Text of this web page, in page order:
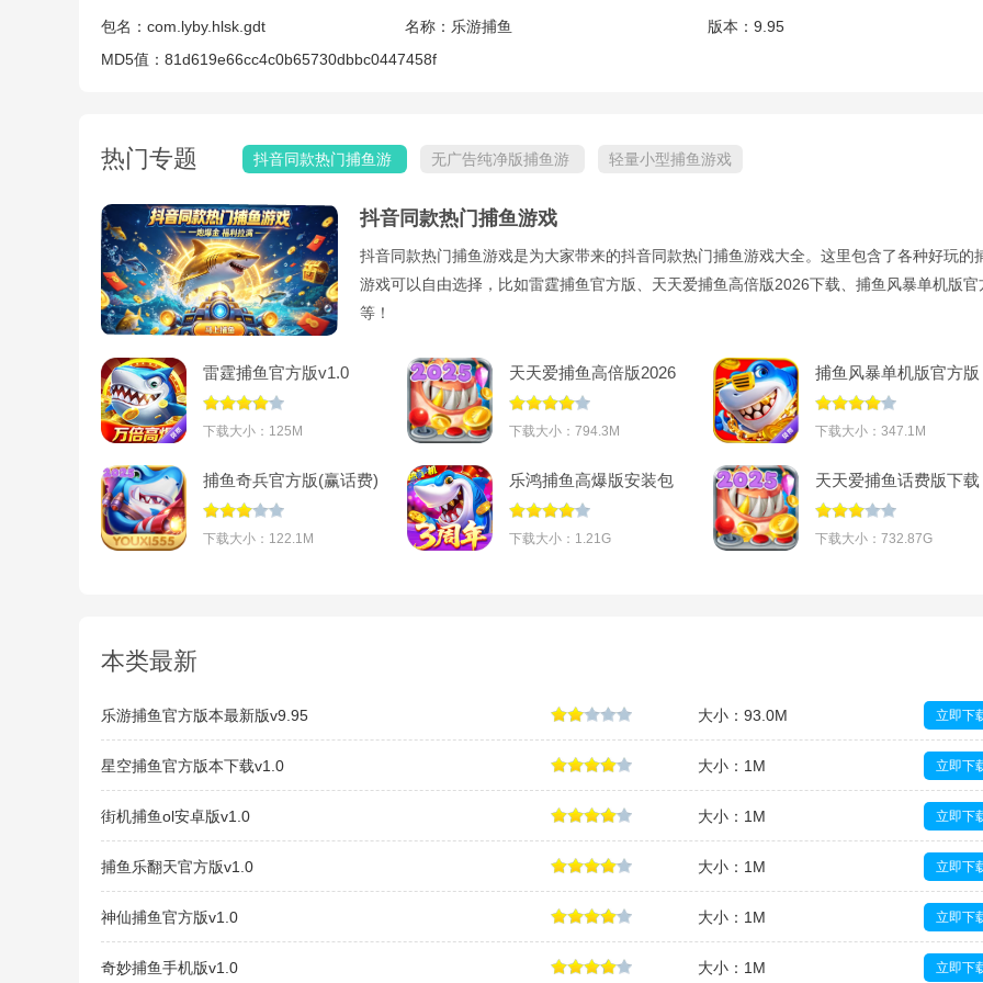
包名： com.lyby.hlsk.gdt 名称： 乐游捕鱼 版本：9.95
MD5值： 81d619e66cc4c0b65730dbbc0447458f
热门专题
抖音同款热门捕鱼游
无广告纯净版捕鱼游
轻量小型捕鱼游戏
抖音同款热门捕鱼游戏
抖音同款热门捕鱼游戏是为大家带来的抖音同款热门捕鱼游戏大全。这里包含了各种好玩的
游戏可以自由选择，比如雷霆捕鱼官方版、天天爱捕鱼高倍版2026下载、捕鱼风暴单机版官
等！
雷霆捕鱼官方版v1.0
下载大小：125M
天天爱捕鱼高倍版2026
下载v3.7.0
下载大小：794.3M
捕鱼风暴单机版官方版
v5.2.1
下载大小：347.1M
捕鱼奇兵官方版(赢话费)
下载v5.10.15
下载大小：122.1M
乐鸿捕鱼高爆版安装包
v1.7.30
下载大小：1.21G
天天爱捕鱼话费版下载
3.7.0官方版
下载大小：732.87G
本类最新
乐游捕鱼官方版本最新版v9.95 大小：93.0M 立即下
星空捕鱼官方版本下载v1.0 大小：1M 立即下
街机捕鱼ol安卓版v1.0 大小：1M 立即下
捕鱼乐翻天官方版v1.0 大小：1M 立即下
神仙捕鱼官方版v1.0 大小：1M 立即下
奇妙捕鱼手机版v1.0 大小：1M 立即下